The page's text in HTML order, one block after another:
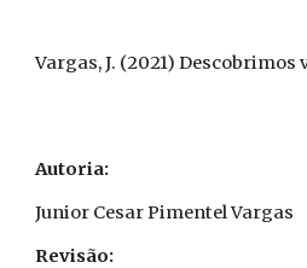
Vargas, J. (2021) Descobrimos
Autoria:
Junior Cesar Pimentel Vargas
Revisão: